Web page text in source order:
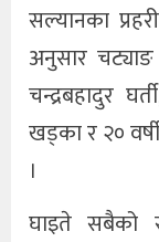
सल्यानका
अनुसार
चन्द्रबहादुर
खड्का र २०
।
घाइते सबैको